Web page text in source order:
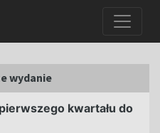
wydanie
kwartału do